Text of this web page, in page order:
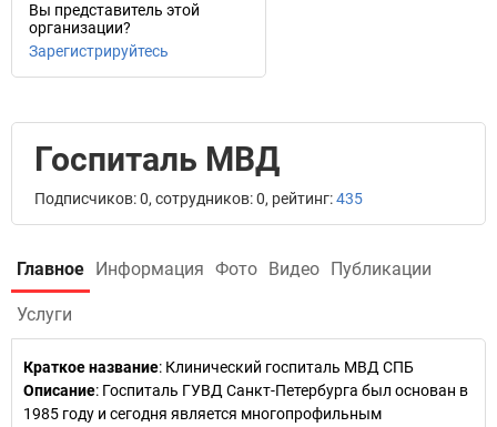
Вы представитель этой
организации?
Зарегистрируйтесь
Госпиталь МВД
Подписчиков: 0, сотрудников: 0, рейтинг:435
Главное Информация Фото Видео Публикации
Услуги
Краткое название: Клинический госпиталь МВД СПБ
Описание: Госпиталь ГУВД Санкт-Петербурга был основан в
1985 году и сегодня является многопрофильным